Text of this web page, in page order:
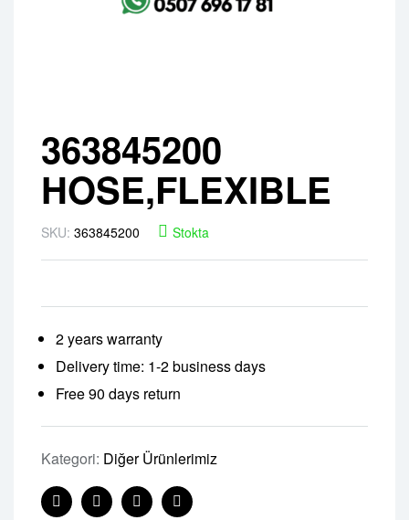
363845200
HOSE,FLEXIBLE
SKU: 363845200 Stokta
2 years warranty
Delivery time: 1-2 business days
Free 90 days return
Kategori: Diğer Ürünlerimiz
FacebookTwitterLinkedinPinterest